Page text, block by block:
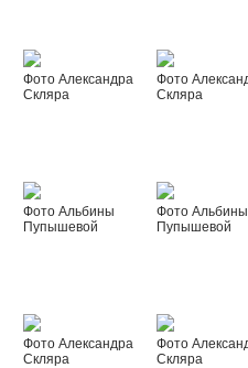
Фото Александра
Скляра
Фото
Скляра
Фото Альбины
Пупышевой
Фото Альбины
Пупышевой
Фото Александра
Скляра
Фото
Скляра